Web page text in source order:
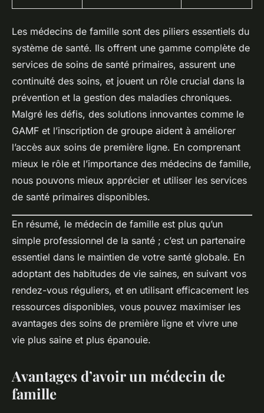
Les médecins de famille sont des piliers essentiels du
système de santé. Ils offrent une gamme complète de
services de soins de santé primaires, assurent une
continuité des soins, et jouent un rôle crucial dans la
prévention et la gestion des maladies chroniques.
Malgré les défis, des solutions innovantes comme le
GAMF et l’inscription de groupe aident à améliorer
l’accès aux soins de première ligne. En comprenant
mieux le rôle et l’importance des médecins de famille,
nous pouvons mieux apprécier et utiliser les services
de santé primaires disponibles.
En résumé, le médecin de famille est plus qu’un
simple professionnel de la santé ; c’est un partenaire
essentiel dans le maintien de votre santé globale. En
adoptant des habitudes de vie saines, en suivant vos
rendez-vous réguliers, et en utilisant efficacement les
ressources disponibles, vous pouvez maximiser les
avantages des soins de première ligne et vivre une
vie plus saine et plus épanouie.
Avantages d’avoir un médecin de
famille